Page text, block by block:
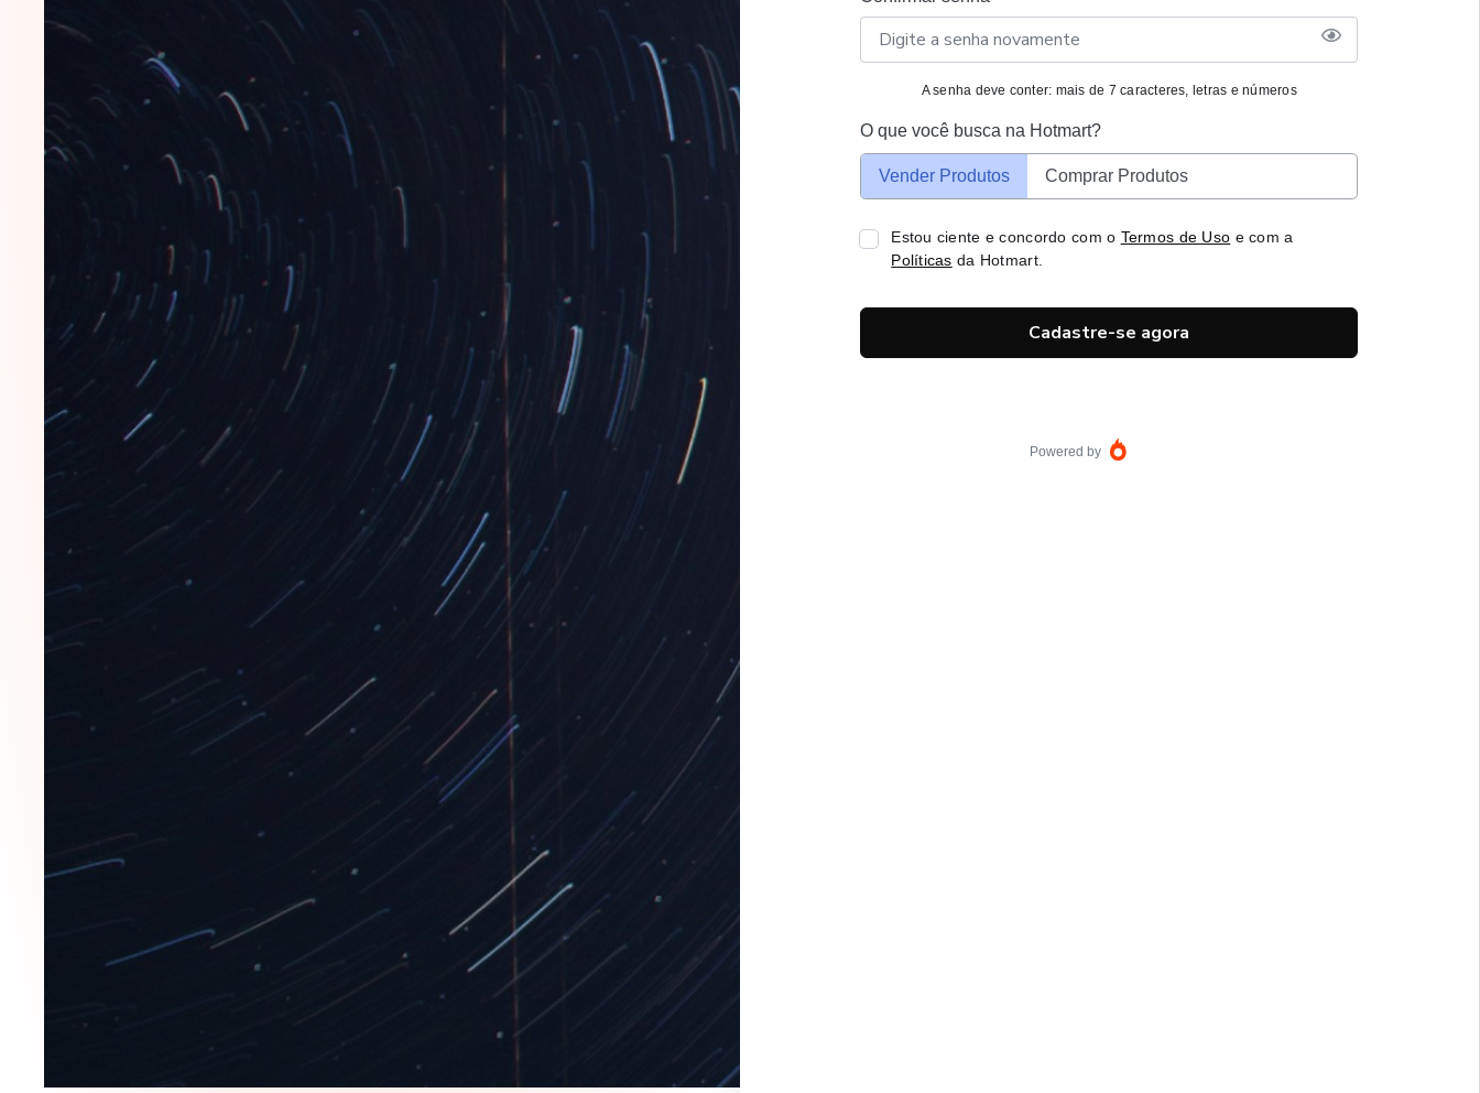
A senha deve conter: mais de 7 caracteres, letras e números
O que você busca na Hotmart?
Vender Produtos Comprar Produtos
Estou ciente e concordo com o Termos de Uso e com a
Políticas da Hotmart.
Cadastre-se agora
Powered by